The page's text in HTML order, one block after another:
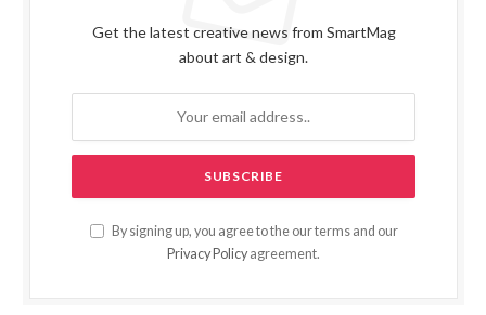
Get the latest creative news from SmartMag
about art & design.
By signing up, you agree to the our terms and our
Privacy Policy agreement.